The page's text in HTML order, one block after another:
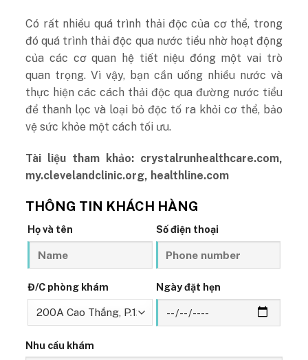
Có rất nhiều quá trình thải độc của cơ thể, trong
đó quá trình thải độc qua nước tiểu nhờ hoạt động
của các cơ quan hệ tiết niệu đóng một vai trò
quan trọng. Vì vậy, bạn cần uống nhiều nước và
thực hiện các cách thải độc qua đường nước tiểu
để thanh lọc và loại bỏ độc tố ra khỏi cơ thể, bảo
vệ sức khỏe một cách tối ưu.
Tài liệu tham khảo: crystalrunhealthcare.com,
my.clevelandclinic.org, healthline.com
THÔNG TIN KHÁCH HÀNG
Họ và tên Số điện thoại
Đ/C phòng khám Ngày đặt hẹn
Nhu cầu khám